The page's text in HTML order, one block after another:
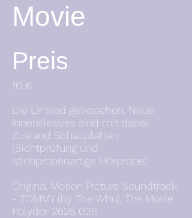
Movie
Preis
10 €
Die LP sind gewaschen. Neue
Innensleeves sind mit dabei.
Zustand Schallplatten
(Sichtprüfung und
stichprobenartige Hörprobe):
Original Motion Picture Soundtrack
- TOMMY (by The Who), The Movie
Polydor 2625 028